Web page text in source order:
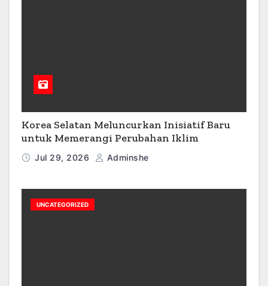
Korea Selatan Meluncurkan Inisiatif Baru
untuk Memerangi Perubahan Iklim
Jul 29, 2026 Adminshe
UNCATEGORIZED